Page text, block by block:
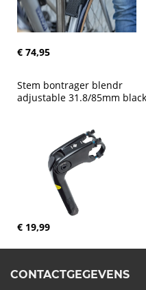
€ 74,95
Stem bontrager blendr
adjustable 31.8/85mm black
€ 19,99
CONTACTGEGEVENS